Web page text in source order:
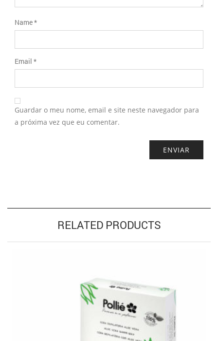
Name*
Email *
Guardar o meu nome, email e site neste navegador para
a próxima vez que eu comentar.
RELATED PRODUCTS